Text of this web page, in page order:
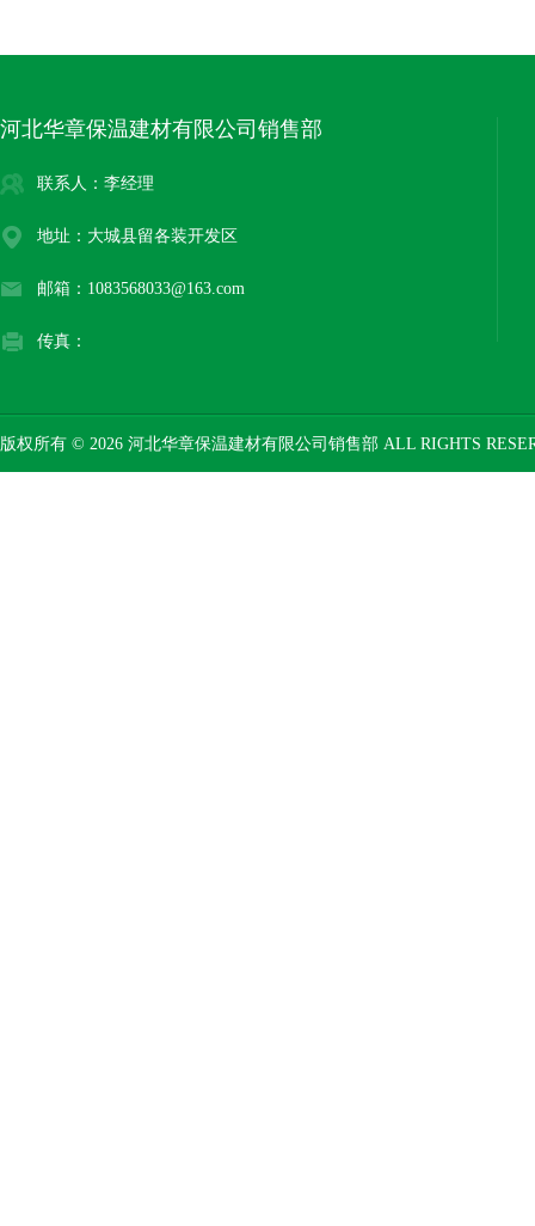
河北华章保温建材有限公司销售部
联系人：李经理
地址：大城县留各装开发区
邮箱：1083568033@163.com
传真：
版权所有 © 2026 河北华章保温建材有限公司销售部 ALL RIGHTS